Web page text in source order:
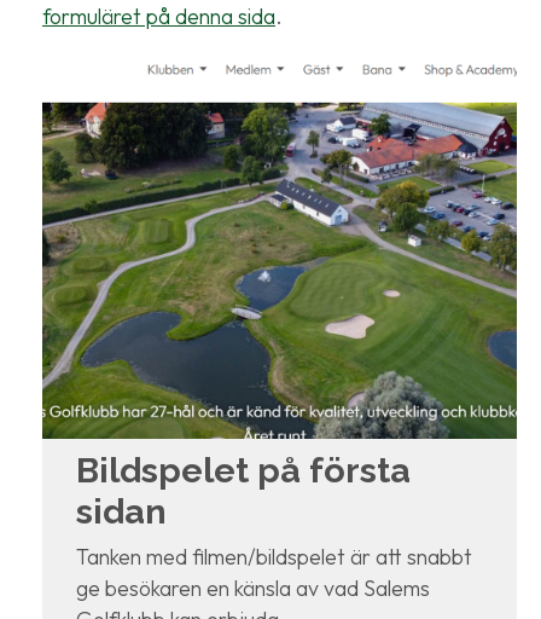
formuläret på denna sida.
Bildspelet på första
sidan
Tanken med filmen/bildspelet är att snabbt
ge besökaren en känsla av vad Salems